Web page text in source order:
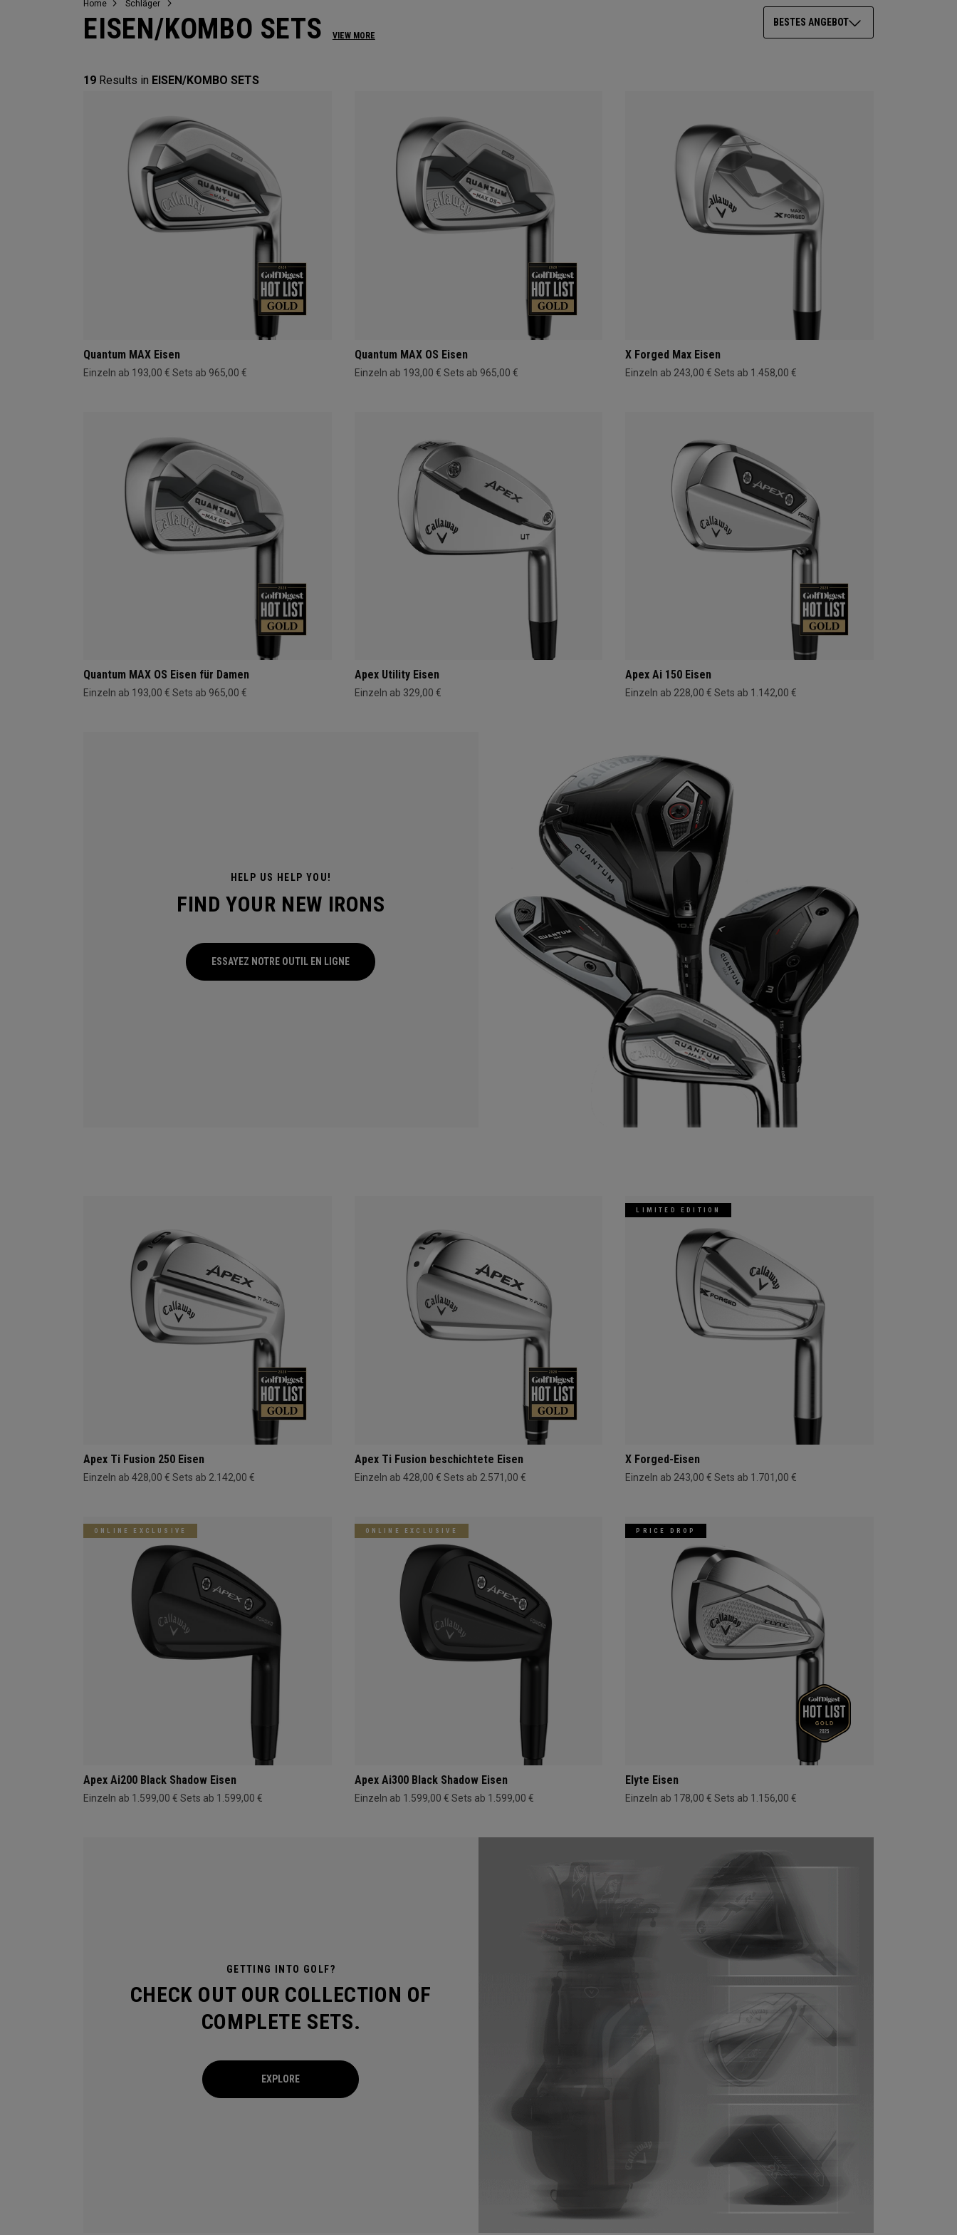
Home Schläger
EISEN/KOMBO SETS VIEW MORE
BESTES ANGEBOT
19 Results in EISEN/KOMBO SETS
Quantum MAX Eisen
Einzeln ab 193,00 € Sets ab 965,00 €
Quantum MAX OS Eisen
Einzeln ab 193,00 € Sets ab 965,00 €
X Forged Max Eisen
Einzeln ab 243,00 € Sets ab 1.458,00 €
Quantum MAX OS Eisen für Damen
Einzeln ab 193,00 € Sets ab 965,00 €
Apex Utility Eisen
Einzeln ab 329,00 €
HELP US HELP YOU!
FIND YOUR NEW IRONS
ESSAYEZ NOTRE OUTIL EN LIGNE
Apex Ai 150 Eisen
Einzeln ab 228,00 € Sets ab 1.142,00 €
Apex Ti Fusion 250 Eisen
Einzeln ab 428,00 € Sets ab 2.142,00 €
Apex Ti Fusion beschichtete Eisen
Einzeln ab 428,00 € Sets ab 2.571,00 €
LIMITED EDITION
X Forged-Eisen
Einzeln ab 243,00 € Sets ab 1.701,00 €
ONLINE EXCLUSIVE
Apex Ai200 Black Shadow Eisen
Einzeln ab 1.599,00 € Sets ab 1.599,00 €
ONLINE EXCLUSIVE
Apex Ai300 Black Shadow Eisen
Einzeln ab 1.599,00 € Sets ab 1.599,00 €
GETTING INTO GOLF?
CHECK OUT OUR COLLECTION OF
COMPLETE SETS.
EXPLORE
PRICE DROP
Elyte Eisen
Einzeln ab 178,00 € Sets ab 1.156,00 €